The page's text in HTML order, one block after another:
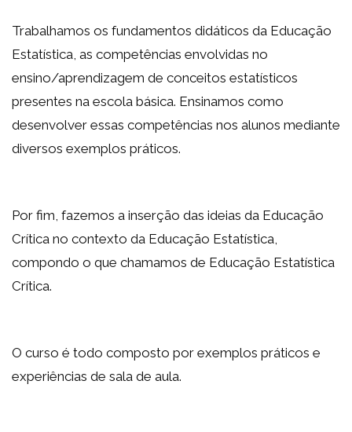
Trabalhamos os fundamentos didáticos da Educação
Estatística, as competências envolvidas no
ensino/aprendizagem de conceitos estatísticos
presentes na escola básica. Ensinamos como
desenvolver essas competências nos alunos mediante
diversos exemplos práticos.
Por fim, fazemos a inserção das ideias da Educação
Crítica no contexto da Educação Estatística,
compondo o que chamamos de Educação Estatística
Crítica.
O curso é todo composto por exemplos práticos e
experiências de sala de aula.